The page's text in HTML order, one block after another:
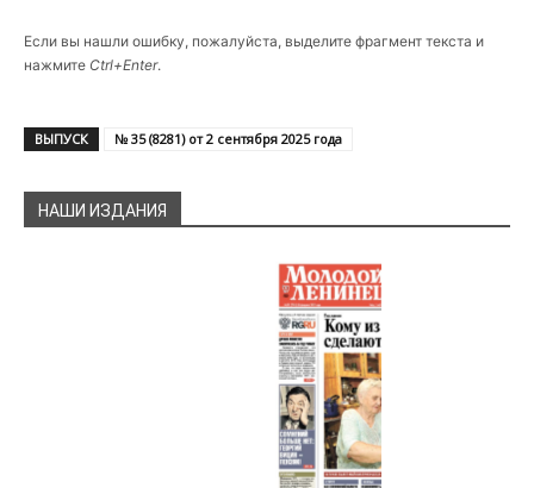
Если вы нашли ошибку, пожалуйста, выделите фрагмент текста и
нажмите Ctrl+Enter.
ВЫПУСК № 35 (8281) от 2 сентября 2025 года
НАШИ ИЗДАНИЯ